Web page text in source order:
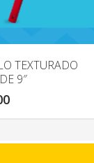
TEXTURADO
9″